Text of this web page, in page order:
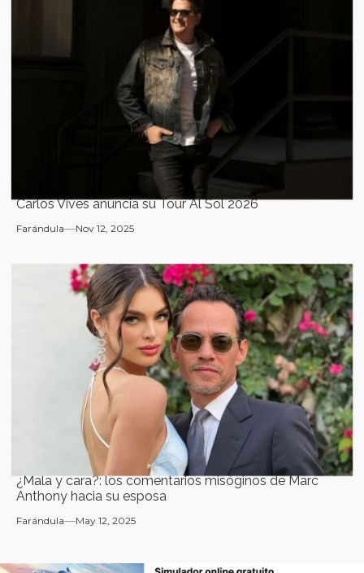
Carlos Vives anuncia su Tour Al Sol 2026
Farándula Nov 12, 2025
¿Mala y cara?: los comentarios misóginos de Marc
Anthony hacia su esposa
Farándula May 12, 2025